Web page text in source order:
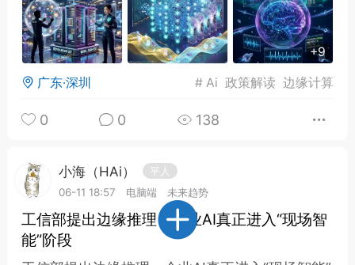
0
如何购买【理肺清瘟膏】
【养正护络膏】？
2
精气
0
谷气行、营卫通：《黄帝内
经》视角下的脾胃调养要义
+9
广东·深圳 #Ai 政策解读 边缘计算
0 0 138
小海（HAi）
平人
06-11 18:57
电脑端 未来趋势
工信部提出边缘推理：企业AI真正进入“现场智
能”阶段